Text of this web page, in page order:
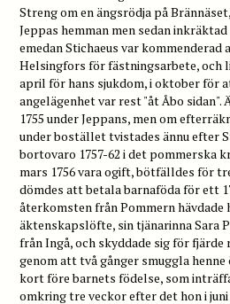
Streng om en ängsrödja på
Jeppas hemman men sedan
emedan Stichaeus var
Helsingfors för fästningsarbete, och
april för hans sjukdom, i oktober för
angelägenhet var rest "åt Åbo sidan".
1755 under Jeppans, men om
under bostället tvistades ännu efter
bortovaro 1757-62 i det pommerska
mars 1756 vara ogift, bötfälldes för
dömdes att betala barnaföda för ett
återkomsten från Pommern
äktenskapslöfte, sin tjänarinna Sara
från Ingå, och skyddade sig för
genom att två gånger smuggla
kort före barnets födelse, som
omkring tre veckor efter det hon i juni